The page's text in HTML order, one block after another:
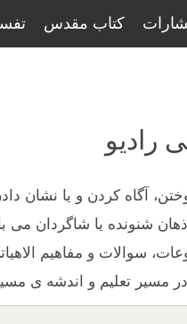
کتاب مقدس
رادیو
آگاه کردن و یا
شنونده یا شاگردان
سوالات و مفاهیم
مسیر تعلیم و اندشه ی